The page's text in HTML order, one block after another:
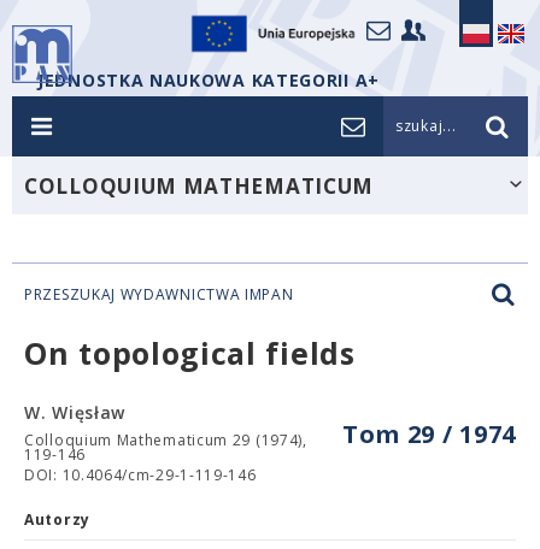
JEDNOSTKA NAUKOWA KATEGORII A+
szukaj...
COLLOQUIUM MATHEMATICUM
PRZESZUKAJ WYDAWNICTWA IMPAN
On topological fields
Tom 29 / 1974
W. Więsław
Colloquium Mathematicum 29 (1974),
119-146
DOI: 10.4064/cm-29-1-119-146
Autorzy